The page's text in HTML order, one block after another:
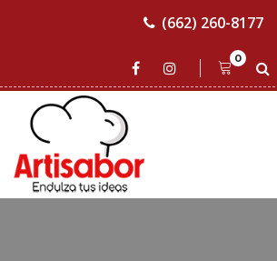
(662) 260-8177
0